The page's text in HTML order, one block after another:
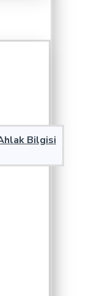
Bilgisi